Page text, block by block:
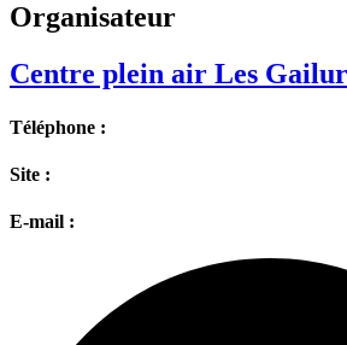
Organisateur
Centre plein air Les
Téléphone :
Site :
E-mail :